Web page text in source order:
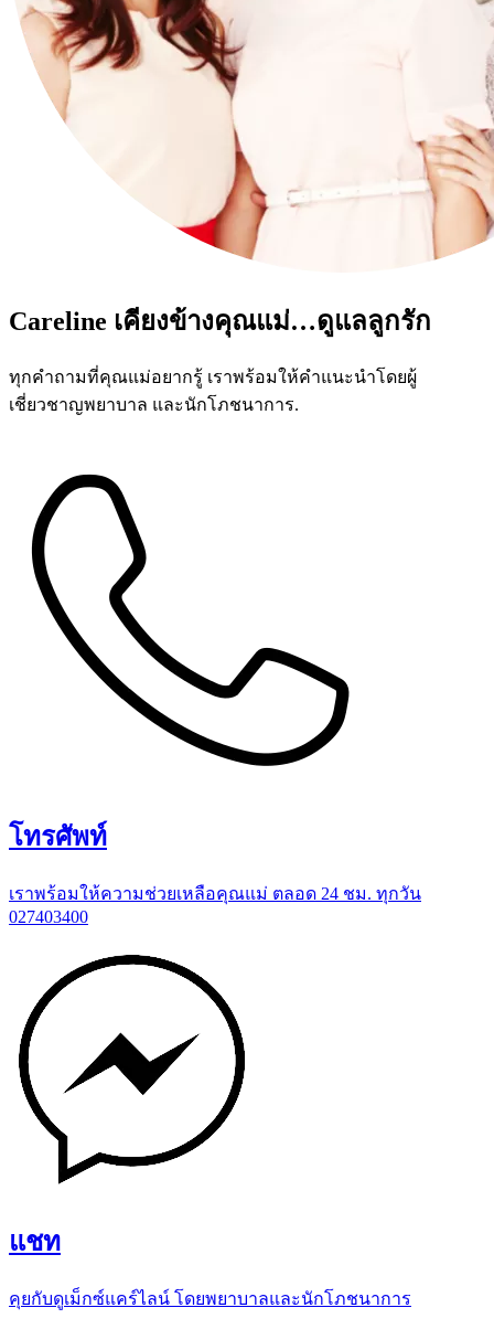
Careline เคียงข้างคุณแม่…ดูแลลูกรัก
ทุกคำถามที่คุณแม่อยากรู้ เราพร้อมให้คำแนะนำโดยผู้
เชี่ยวชาญพยาบาล และนักโภชนาการ.
โทรศัพท์
เราพร้อมให้ความช่วยเหลือคุณแม่ ตลอด 24 ชม. ทุกวัน
027403400
แชท
คุยกับดูเม็กซ์แคร์ไลน์ โดยพยาบาลและนักโภชนาการ